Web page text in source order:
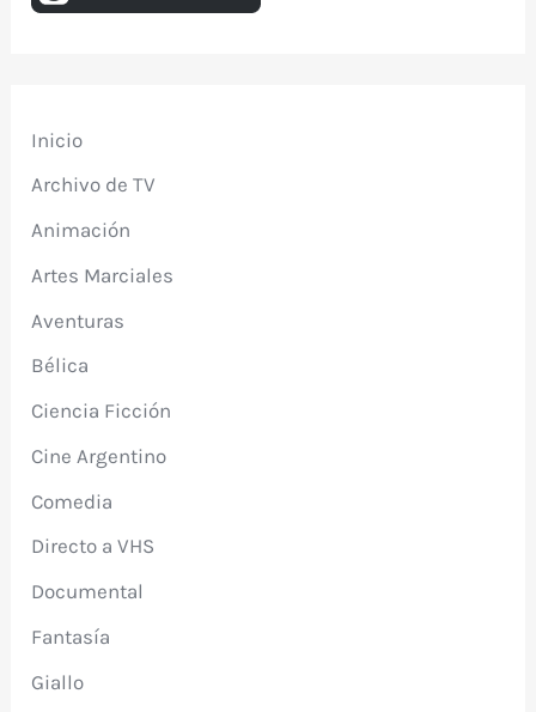
Inicio
Archivo de TV
Animación
Artes Marciales
Aventuras
Bélica
Ciencia Ficción
Cine Argentino
Comedia
Directo a VHS
Documental
Fantasía
Giallo